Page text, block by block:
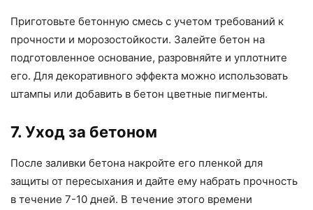
Приготовьте бетонную смесь с учетом требований к
прочности и морозостойкости. Залейте бетон на
подготовленное основание, разровняйте и уплотните
его. Для декоративного эффекта можно использовать
штампы или добавить в бетон цветные пигменты.
7. Уход за бетоном
После заливки бетона накройте его пленкой для
защиты от пересыхания и дайте ему набрать прочность
в течение 7-10 дней. В течение этого времени